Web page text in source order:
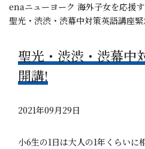
enaニューヨーク 海外子女を応援
聖光・渋渋・渋幕中対策英語講座
聖光・渋渋・渋幕中
開講!
2021年09月29日
小6生の1日は大人の1年くらいに